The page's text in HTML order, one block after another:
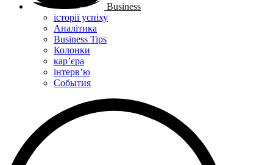
Business
історії успіху
Аналітика
Business Tips
Колонки
кар’єра
інтерв’ю
Cобытия